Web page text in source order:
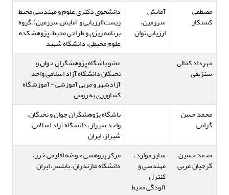
مصطفی
کشتکار
آمایش
سرزمین،
ارزیابی توان
دانشجوی دکتری علوم و مهندسی محیط
زیست(ارزیابی و آمایش سرزمین)،گروه
برنامه ریزی و طراحی محیط، پژوهشکده
علوم محیطی، دانشگاه شهید
مهرداد کمالی
سنزیقی
عضو باشگاه پژوهشگران جوان و
نخبگان دانشگاه آزاد اسلامی واحد
آزادشهر و مربی آموزشی - آموزشگاه
کشاورزی به روش
محمد حسن
گرامی
باشگاه پژوهشگران جوان و نخبگان،
واحد شیراز، دانشگاه آزاد اسلامی،
شیراز، ایران
محمد حسین
گرجیان عربی
سایر موارد،
مهندسی و
کنترل
آلودگی محیط
مرکز پژوهشی حوضه اقلیمی خزر،
دانشگاه مازندران، بابلسر، ایران